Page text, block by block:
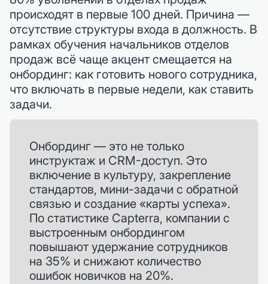
происходят в первые 100 дней. Причина —
отсутствие структуры входа в должность. В
рамках обучения начальников отделов
продаж всё чаще акцент смещается на
онбординг: как готовить нового сотрудника,
что включать в первые недели, как ставить
задачи.
Онбординг — это не только
инструктаж и CRM-доступ. Это
включение в культуру, закрепление
стандартов, мини-задачи с обратной
связью и создание «карты успеха».
По статистике Capterra, компании с
выстроенным онбордингом
повышают удержание сотрудников
на 35% и снижают количество
ошибок новичков на 20%.